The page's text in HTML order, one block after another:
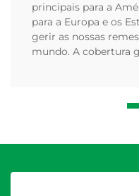
principais para a
para a Europa e os
gerir as nossas
mundo. A cobertura